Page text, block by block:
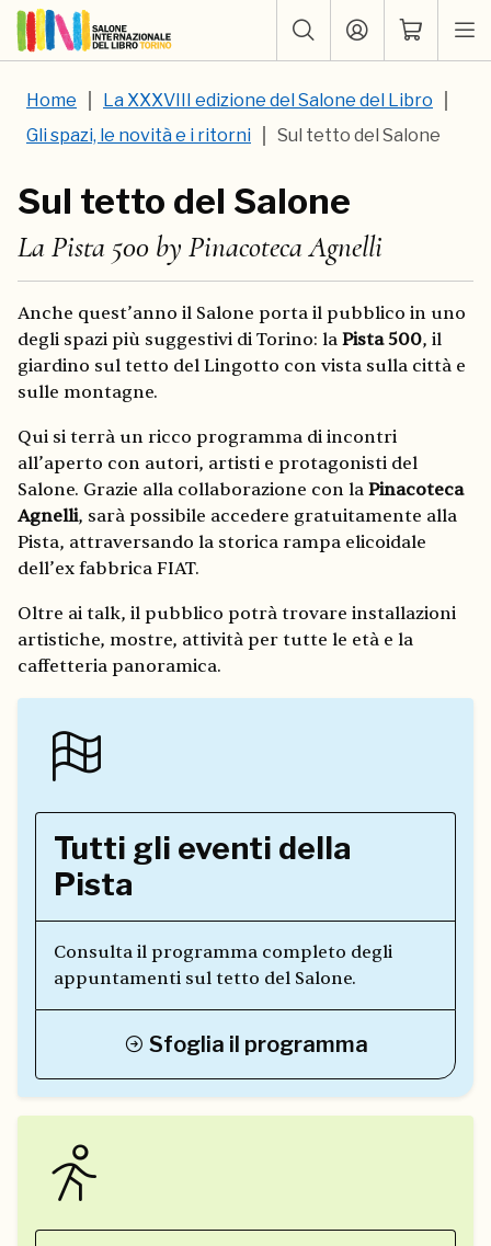
Home
La XXXVIII edizione del Salone del Libro
Gli spazi, le novità e i ritorni
Sul tetto del Salone
Sul tetto del Salone
La Pista 500 by Pinacoteca Agnelli
Anche quest’anno il Salone porta il pubblico in uno
degli spazi più suggestivi di Torino: la Pista 500, il
giardino sul tetto del Lingotto con vista sulla città e
sulle montagne.
Qui si terrà un ricco programma di incontri
all’aperto con autori, artisti e protagonisti del
Salone. Grazie alla collaborazione con la Pinacoteca
Agnelli, sarà possibile accedere gratuitamente alla
Pista, attraversando la storica rampa elicoidale
dell’ex fabbrica FIAT.
Oltre ai talk, il pubblico potrà trovare installazioni
artistiche, mostre, attività per tutte le età e la
caffetteria panoramica.
Tutti gli eventi della
Pista
Consulta il programma completo degli
appuntamenti sul tetto del Salone.
Sfoglia il programma